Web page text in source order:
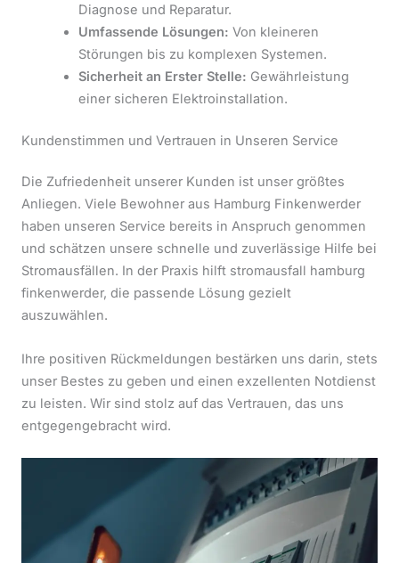
Diagnose und Reparatur.
Umfassende Lösungen: Von kleineren
Störungen bis zu komplexen Systemen.
Sicherheit an Erster Stelle: Gewährleistung
einer sicheren Elektroinstallation.
Kundenstimmen und Vertrauen in Unseren Service
Die Zufriedenheit unserer Kunden ist unser größtes
Anliegen. Viele Bewohner aus Hamburg Finkenwerder
haben unseren Service bereits in Anspruch genommen
und schätzen unsere schnelle und zuverlässige Hilfe bei
Stromausfällen. In der Praxis hilft stromausfall hamburg
finkenwerder, die passende Lösung gezielt
auszuwählen.
Ihre positiven Rückmeldungen bestärken uns darin, stets
unser Bestes zu geben und einen exzellenten Notdienst
zu leisten. Wir sind stolz auf das Vertrauen, das uns
entgegengebracht wird.